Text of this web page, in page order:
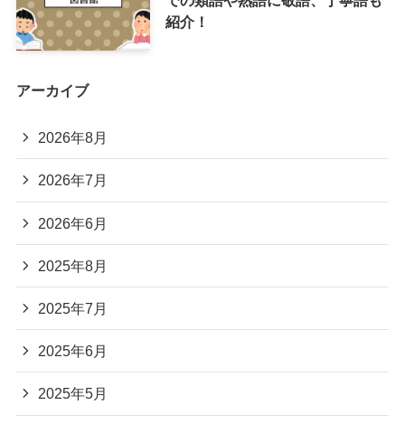
紹介！
アーカイブ
2026年8月
2026年7月
2026年6月
2025年8月
2025年7月
2025年6月
2025年5月